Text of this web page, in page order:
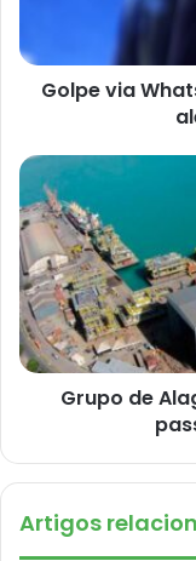
Golpe via
Grupo de
Artigos